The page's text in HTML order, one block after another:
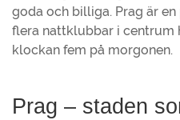
goda och billiga. Prag är
flera nattklubbar i centrum
klockan fem på morgonen.
Prag – staden